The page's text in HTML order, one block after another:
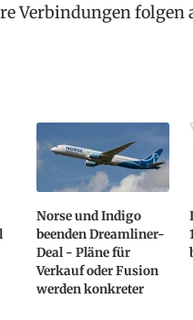
Verbindungen folgen
Norse und Indigo
beenden Dreamliner-
Deal - Pläne für
Verkauf oder Fusion
werden konkreter